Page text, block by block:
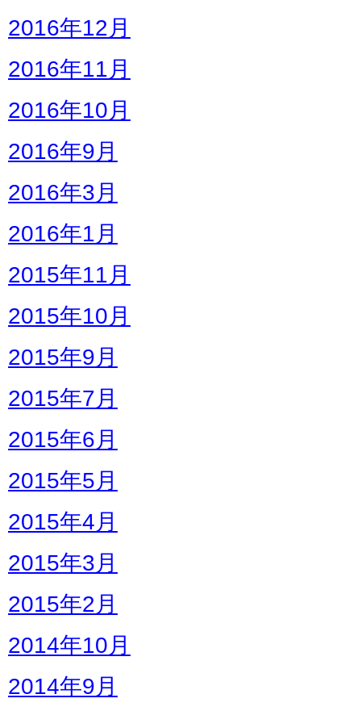
2016年12月
2016年11月
2016年10月
2016年9月
2016年3月
2016年1月
2015年11月
2015年10月
2015年9月
2015年7月
2015年6月
2015年5月
2015年4月
2015年3月
2015年2月
2014年10月
2014年9月